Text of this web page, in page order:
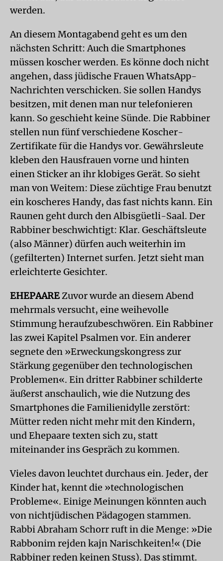
werden.
An diesem Montagabend geht es um den
nächsten Schritt: Auch die Smartphones
müssen koscher werden. Es könne doch nicht
angehen, dass jüdische Frauen WhatsApp-
Nachrichten verschicken. Sie sollen Handys
besitzen, mit denen man nur telefonieren
kann. So geschieht keine Sünde. Die Rabbiner
stellen nun fünf verschiedene Koscher-
Zertifikate für die Handys vor. Gewährsleute
kleben den Hausfrauen vorne und hinten
einen Sticker an ihr klobiges Gerät. So sieht
man von Weitem: Diese züchtige Frau benutzt
ein koscheres Handy, das fast nichts kann. Ein
Raunen geht durch den Albisgüetli-Saal. Der
Rabbiner beschwichtigt: Klar. Geschäftsleute
(also Männer) dürfen auch weiterhin im
(gefilterten) Internet surfen. Jetzt sieht man
erleichterte Gesichter.
EHEPAAREZuvor wurde an diesem Abend
mehrmals versucht, eine weihevolle
Stimmung heraufzubeschwören. Ein Rabbiner
las zwei Kapitel Psalmen vor. Ein anderer
segnete den »Erweckungskongress zur
Stärkung gegenüber den technologischen
Problemen«. Ein dritter Rabbiner schilderte
äußerst anschaulich, wie die Nutzung des
Smartphones die Familienidylle zerstört:
Mütter reden nicht mehr mit den Kindern,
und Ehepaare texten sich zu, statt
miteinander ins Gespräch zu kommen.
Vieles davon leuchtet durchaus ein. Jeder, der
Kinder hat, kennt die »technologischen
Probleme«. Einige Meinungen könnten auch
von nichtjüdischen Pädagogen stammen.
Rabbi Abraham Schorr ruft in die Menge: »Die
Rabbonim rejden kajn Narischkeiten!« (Die
Rabbiner reden keinen Stuss). Das stimmt.